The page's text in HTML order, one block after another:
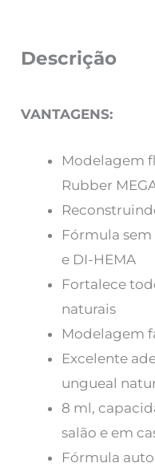
Descrição
VANTAGENS:
Modelagem
Rubber
Fórmula
e DI-HEMA
Fortalece
naturais
Modelagem
Excelente
ungueal
8 ml,
salão e em
Fórmula